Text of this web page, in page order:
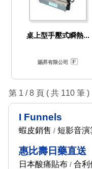
桌上型手壓式瞬熱...
賜昇有限公司
第 1 / 8 頁 ( 共 110 筆 )
I Funnels
蝦皮銷售 / 短影音演
惠比壽日藥直送
日本酸痛貼布/ 合利